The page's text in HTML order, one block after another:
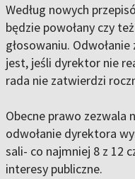
Według nowych
będzie powołany czy
głosowaniu.
jest, jeśli dyrektor nie
rada nie zatwierdzi
Obecne prawo zezwala
odwołanie dyrektora
sali- co najmniej 8 z 12
interesy publiczne.